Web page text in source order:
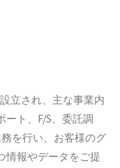
立され、主な事業内
ート、F/S、委託調
を行い、お客様のグ
情報やデータをご提